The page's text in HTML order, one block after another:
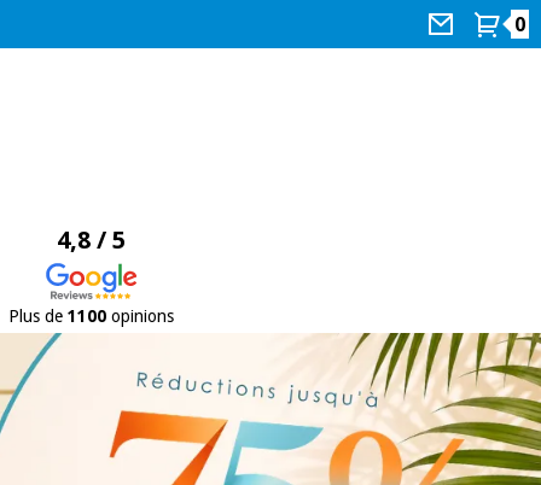
0
4,8 / 5
Plus de 1100opinions